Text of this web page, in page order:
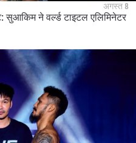
अगस्त 8
सुआकिम ने वर्ल्ड टाइटल एलिमिनेटर